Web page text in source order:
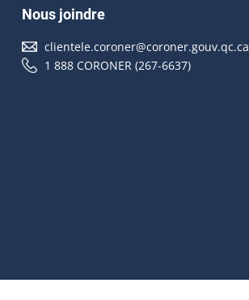
Nous joindre
clientele.coroner@coroner.gouv.qc.ca
1 888 CORONER (267-6637)